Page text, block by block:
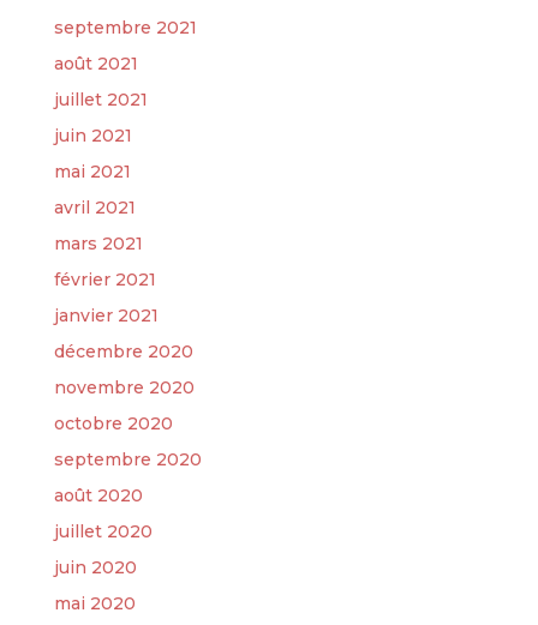
septembre 2021
août 2021
juillet 2021
juin 2021
mai 2021
avril 2021
mars 2021
février 2021
janvier 2021
décembre 2020
novembre 2020
octobre 2020
septembre 2020
août 2020
juillet 2020
juin 2020
mai 2020